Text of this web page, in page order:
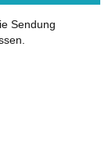
Sendung